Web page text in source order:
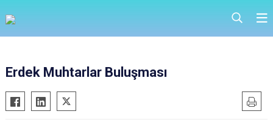
Erdek Muhtarlar Buluşması